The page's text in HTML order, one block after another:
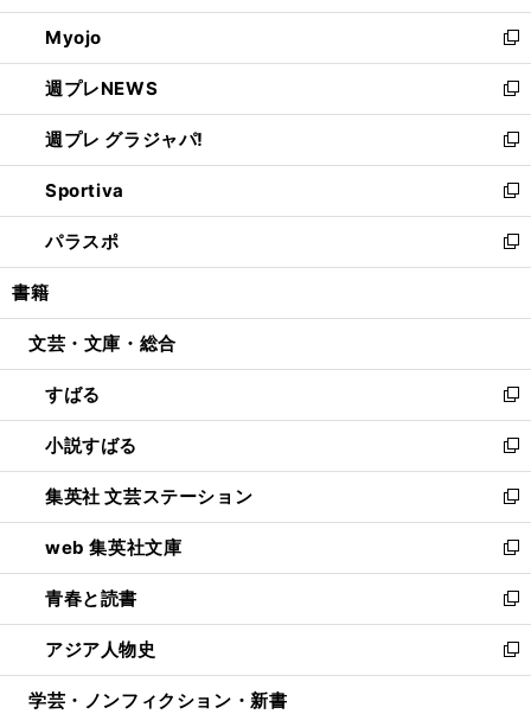
開
く
ウ
で
開
く
ン
ド
ウ
で
開
く
ウ
ィ
ン
ド
ウ
で
開
く
Myojo
新
し
い
ウ
ィ
ン
ド
ウ
で
開
週プレNEWS
新
し
い
ウ
ィ
ン
ド
ウ
開
週プレ グラジャパ!
新
し
い
ウ
ィ
ン
ウ
開
く
Sportiva
新
し
い
ウ
ン
ウ
で
開
く
パラスポ
新
し
ウ
ン
ド
ウ
で
開
く
書籍
文芸・文庫・総合
すばる
新
し
い
ウ
ィ
ン
ド
ウ
で
開
く
小説すばる
新
し
い
ウ
ィ
ン
ド
ウ
で
開
集英社 文芸ステーション
新
し
い
ウ
ィ
ン
ド
ウ
web 集英社文庫
新
し
い
ウ
ィ
ン
青春と読書
新
し
い
ウ
アジア人物史
新
し
学芸・ノンフィクション・新書